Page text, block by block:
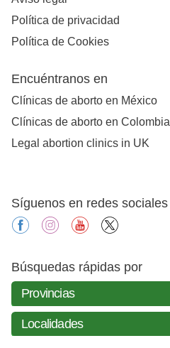
Política de privacidad
Política de Cookies
Encuéntranos en
Clínicas de aborto en México
Clínicas de aborto en Colombia
Legal abortion clinics in UK
Síguenos en redes sociales
facebookinstagramyoutube
Búsquedas rápidas por